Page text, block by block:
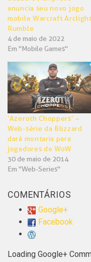
anuncia seu novo jogo
mobile Warcraft Arclight
Rumble
4 de maio de 2022
Em "Mobile Games"
‘Azeroth Choppers’ –
Web-série da Blizzard
dará montaria para
jogadores de WoW
30 de maio de 2014
Em "Web-Series"
COMENTÁRIOS
Google+
Facebook
Loading Google+